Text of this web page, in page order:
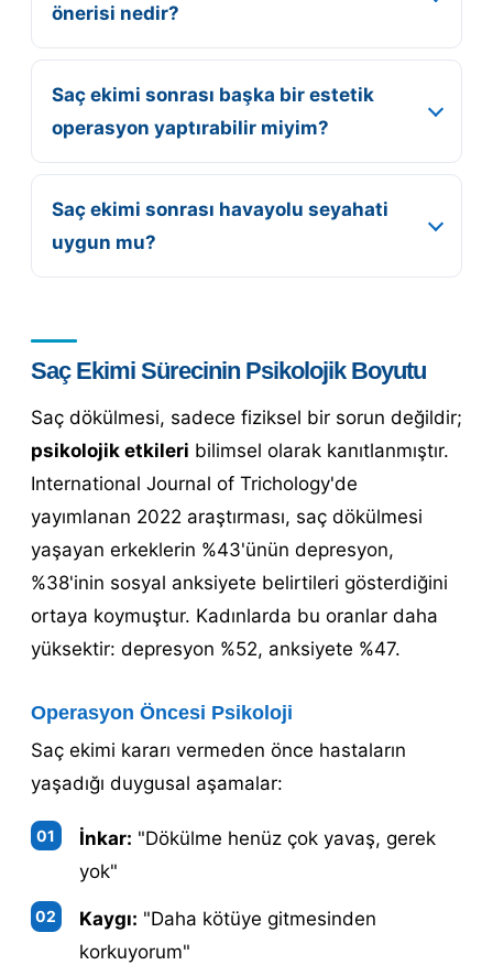
önerisi nedir?
Saç ekimi sonrası başka bir estetik
operasyon yaptırabilir miyim?
Saç ekimi sonrası havayolu seyahati
uygun mu?
Saç Ekimi Sürecinin Psikolojik Boyutu
Saç dökülmesi, sadece fiziksel bir sorun değildir;
psikolojik etkileri bilimsel olarak kanıtlanmıştır.
International Journal of Trichology'de
yayımlanan 2022 araştırması, saç dökülmesi
yaşayan erkeklerin %43'ünün depresyon,
%38'inin sosyal anksiyete belirtileri gösterdiğini
ortaya koymuştur. Kadınlarda bu oranlar daha
yüksektir: depresyon %52, anksiyete %47.
Operasyon Öncesi Psikoloji
Saç ekimi kararı vermeden önce hastaların
yaşadığı duygusal aşamalar:
İnkar: "Dökülme henüz çok yavaş, gerek
yok"
Kaygı: "Daha kötüye gitmesinden
korkuyorum"